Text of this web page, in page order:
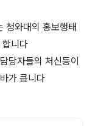
청와대의 홍보행태
합니다
당자들의 처신등이
가 큽니다